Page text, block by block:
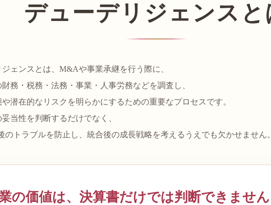
デューデリジェンスと
ェンスとは、M&Aや事業承継を行う際に、
務・税務・法務・事業・人事労務などを調査し、
潜在的なリスクを明らかにするための重要なプロセスです。
当性を判断するだけでなく、
のトラブルを防止し、統合後の成長戦略を考えるうえでも欠かせません
の価値は、決算書だけでは判断できませ